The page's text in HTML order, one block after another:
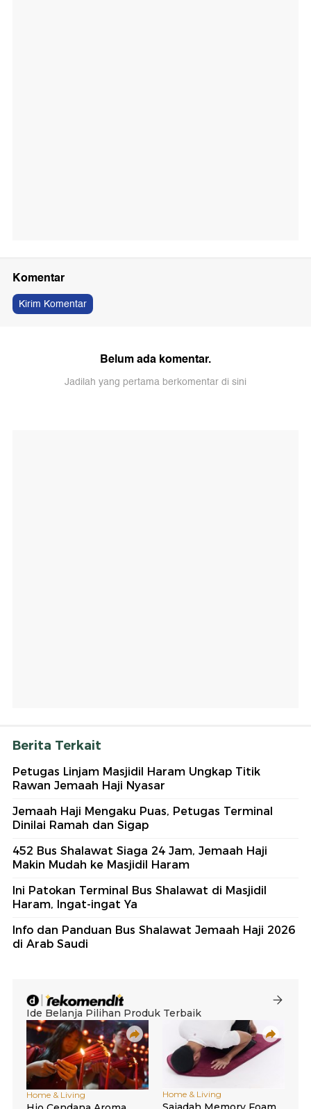
Komentar
Kirim Komentar
Belum ada komentar.
Jadilah yang pertama berkomentar di sini
Berita Terkait
Petugas Linjam Masjidil Haram Ungkap Titik
Rawan Jemaah Haji Nyasar
Jemaah Haji Mengaku Puas, Petugas Terminal
Dinilai Ramah dan Sigap
452 Bus Shalawat Siaga 24 Jam, Jemaah Haji
Makin Mudah ke Masjidil Haram
Ini Patokan Terminal Bus Shalawat di Masjidil
Haram, Ingat-ingat Ya
Info dan Panduan Bus Shalawat Jemaah Haji 2026
di Arab Saudi